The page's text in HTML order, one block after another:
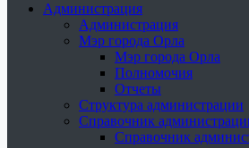
Администрация
Администрация
Мэр города Орла
Мэр города Орла
Полномочия
Отчеты
Структура администрации
Справочник
Справочник